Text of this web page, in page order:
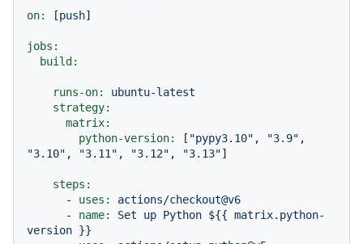
on: [push]
jobs:
build:
runs-on:
ubuntu-latest
strategy:
matrix:
python-version:
[ "pypy3.10" , "3.9"
"3.10" , "3.11" , "3.12" , "3.13"]
steps:
-
uses:
actions/checkout@v6
-
name: Set up Python ${{ matrix.python-
version }}